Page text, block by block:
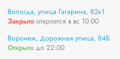
Вологда, улица Гагарина, 82к1
Закрыто откроется в вс 10:00
Воронеж, Дорожная улица, 84Б
Открыто до 22:00